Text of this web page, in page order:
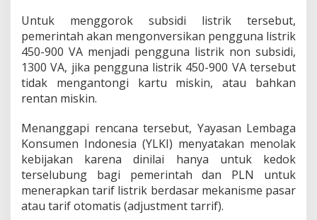
i
L
i
t
Untuk menggorok subsidi listrik tersebut,
pemerintah akan mengonversikan pengguna listrik
450-900 VA menjadi pengguna listrik non subsidi,
1300 VA, jika pengguna listrik 450-900 VA tersebut
tidak mengantongi kartu miskin, atau bahkan
rentan miskin.
Menanggapi rencana tersebut, Yayasan Lembaga
Konsumen Indonesia (YLKI) menyatakan menolak
kebijakan karena dinilai hanya untuk kedok
terselubung bagi pemerintah dan PLN untuk
menerapkan tarif listrik berdasar mekanisme pasar
atau tarif otomatis (adjustment tarrif).